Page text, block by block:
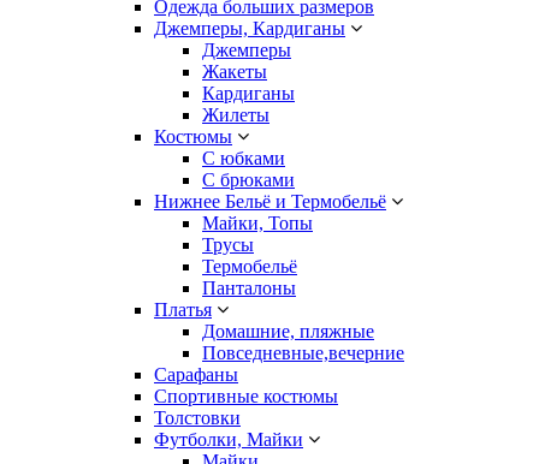
Одежда больших размеров
Джемперы, Кардиганы
Джемперы
Жакеты
Кардиганы
Жилеты
Костюмы
С юбками
С брюками
Нижнее Бельё и Термобельё
Майки, Топы
Трусы
Термобельё
Панталоны
Платья
Домашние, пляжные
Повседневные,вечерние
Сарафаны
Спортивные костюмы
Толстовки
Футболки, Майки